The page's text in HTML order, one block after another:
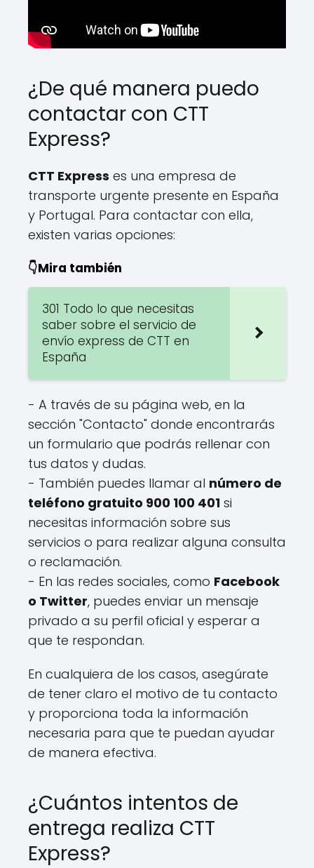
¿De qué manera puedo
contactar con CTT
Express?
CTT Express es una empresa de
transporte urgente presente en España
y Portugal. Para contactar con ella,
existen varias opciones:
👇Mira también
301 Todo lo que necesitas
saber sobre el servicio de
envío express de CTT en
España
- A través de su página web, en la
sección "Contacto" donde encontrarás
un formulario que podrás rellenar con
tus datos y dudas.
- También puedes llamar al número de
teléfono gratuito 900 100 401 si
necesitas información sobre sus
servicios o para realizar alguna consulta
o reclamación.
- En las redes sociales, como Facebook
o Twitter, puedes enviar un mensaje
privado a su perfil oficial y esperar a
que te respondan.
En cualquiera de los casos, asegúrate
de tener claro el motivo de tu contacto
y proporciona toda la información
necesaria para que te puedan ayudar
de manera efectiva.
¿Cuántos intentos de
entrega realiza CTT
Express?